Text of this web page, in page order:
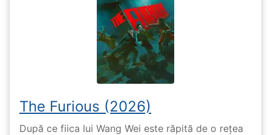
The Furious (2026)
După ce fiica lui Wang Wei este răpită de o rețea